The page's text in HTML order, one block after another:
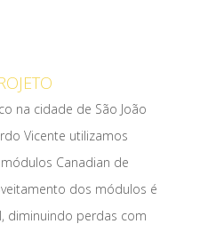
na cidade de São João
Vicente utilizamos
Canadian de
dos módulos é
diminuindo perdas com